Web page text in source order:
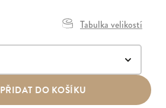
Tabulka velikostí
PŘIDAT DO KOŠÍKU